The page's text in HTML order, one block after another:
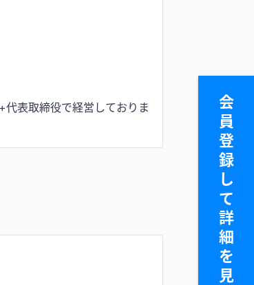
表取締役で経営しておりま
会
員
登
録
し
て
詳
細
を
見